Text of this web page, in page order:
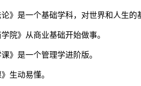
》是一个基础学科，对世界和人生的
院》从商业基础开始做事。
》是一个管理学进阶版。
生动易懂。